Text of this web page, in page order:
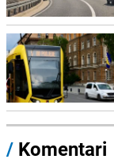
/ Komentari